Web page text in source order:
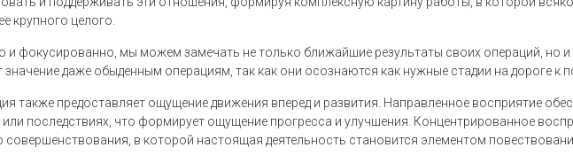
крупного целого.
и фокусированно, мы можем замечать не только ближайшие результаты своих операций, но и
значение даже обыденным операциям, так как они осознаются как нужные стадии на дороге к
также предоставляет ощущение движения вперед и развития. Направленное восприятие
последствиях, что формирует ощущение прогресса и улучшения. Концентрированное
совершенствования, в которой настоящая деятельность становится элементом